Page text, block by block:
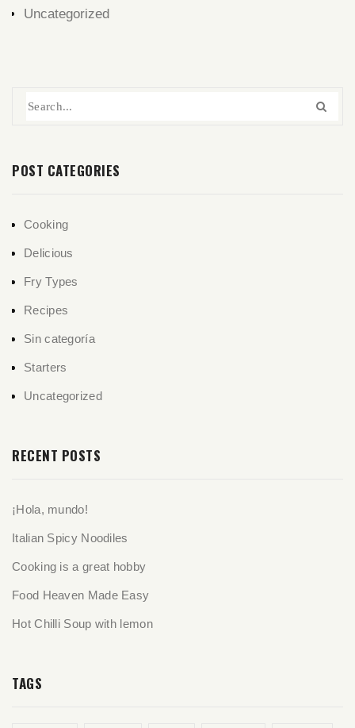
Uncategorized
POST CATEGORIES
Cooking
Delicious
Fry Types
Recipes
Sin categoría
Starters
Uncategorized
RECENT POSTS
¡Hola, mundo!
Italian Spicy Noodiles
Cooking is a great hobby
Food Heaven Made Easy
Hot Chilli Soup with lemon
TAGS